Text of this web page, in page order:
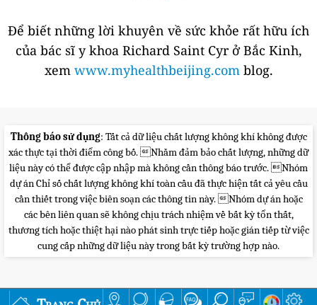
Để biết những lời khuyên về sức khỏe rất hữu ích
của bác sĩ y khoa Richard Saint Cyr ở Bắc Kinh,
xem www.myhealthbeijing.com blog.
Thông báo sử dụng: Tất cả dữ liệu chất lượng không khí không được
xác thực tại thời điểm công bố. Nhằm đảm bảo chất lượng, những dữ
liệu này có thể được cập nhập mà không cần thông báo trước. Nhóm
dự án Chỉ số chất lượng không khí toàn cầu đã thực hiện tất cả yêu cầu
cần thiết trong việc biên soạn các thông tin này. Nhóm dự án hoặc
các bên liên quan sẽ không chịu trách nhiệm về bất kỳ tổn thất,
thương tích hoặc thiệt hại nào phát sinh trực tiếp hoặc gián tiếp từ việc
cung cấp những dữ liệu này trong bất kỳ trường hợp nào.